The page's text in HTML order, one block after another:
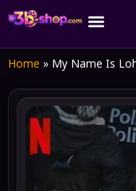
Home » My Name Is